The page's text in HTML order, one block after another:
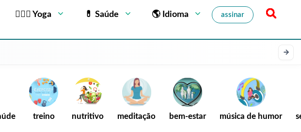
🧘🏻‍♂️ Yoga 💊 Saúde 🌎 Idioma assinar
treino nutritivo meditação bem-estar música de humor